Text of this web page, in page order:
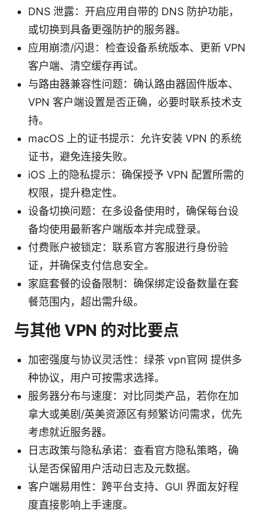
DNS 泄露：开启应用自带的 DNS 防护功能，
或切换到具备更强防护的服务器。
应用崩溃/闪退：检查设备系统版本、更新 VPN
客户端、清空缓存再试。
与路由器兼容性问题：确认路由器固件版本、
VPN 客户端设置是否正确，必要时联系技术支
持。
macOS 上的证书提示：允许安装 VPN 的系统
证书，避免连接失败。
iOS 上的隐私提示：确保授予 VPN 配置所需的
权限，提升稳定性。
设备切换问题：在多设备使用时，确保每台设
备均使用最新客户端版本并完成登录。
付费账户被锁定：联系官方客服进行身份验
证，并确保支付信息安全。
家庭套餐的设备限制：确保绑定设备数量在套
餐范围内，超出需升级。
与其他 VPN 的对比要点
加密强度与协议灵活性：绿茶 vpn官网 提供多
种协议，用户可按需求选择。
服务器分布与速度：对比同类产品，若你在加
拿大或美剧/英美资源区有频繁访问需求，优先
考虑就近服务器。
日志政策与隐私承诺：查看官方隐私策略，确
认是否保留用户活动日志及元数据。
客户端易用性：跨平台支持、GUI 界面友好程
度直接影响上手速度。